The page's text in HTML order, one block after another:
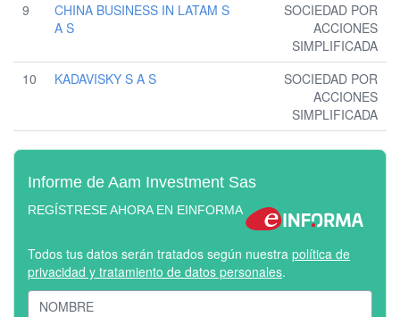
9
CHINA BUSINESS IN LATAM S
A S
SOCIEDAD POR
ACCIONES
SIMPLIFICADA
10
KADAVISKY S A S
SOCIEDAD POR
ACCIONES
SIMPLIFICADA
Informe de Aam Investment Sas
REGÍSTRESE AHORA EN EINFORMA
Todos tus datos serán tratados según nuestra política de
privacidad y tratamiento de datos personales.